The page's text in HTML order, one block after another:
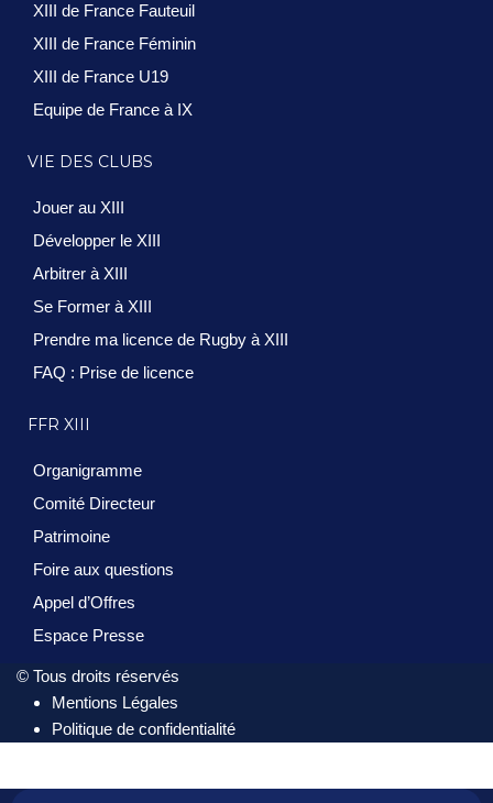
XIII de France Fauteuil
XIII de France Féminin
XIII de France U19
Equipe de France à IX
VIE DES CLUBS
Jouer au XIII
Développer le XIII
Arbitrer à XIII
Se Former à XIII
Prendre ma licence de Rugby à XIII
FAQ : Prise de licence
FFR XIII
Organigramme
Comité Directeur
Patrimoine
Foire aux questions
Appel d’Offres
Espace Presse
© Tous droits réservés
Mentions Légales
Politique de confidentialité